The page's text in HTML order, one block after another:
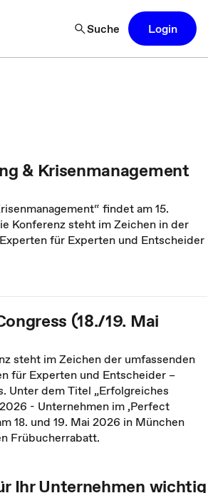
Suche Login
& Krisenmanagement
findet am 15.
Konferenz steht im Zeichen in der
für Experten und Entscheider
(18./19. Mai
steht im Zeichen der umfassenden
für Experten und Entscheider –
Unter dem Titel „Erfolgreiches
- Unternehmen im ‚Perfect
18. und 19. Mai 2026 in München
Frübucherrabatt.
Ihr Unternehmen wichtig